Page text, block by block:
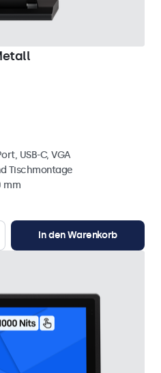
USB-C, VGA
Tischmontage
mm
In den Warenkorb